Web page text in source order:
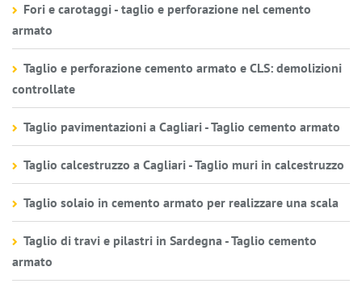
Fori e carotaggi - taglio e perforazione nel cemento
armato
Taglio e perforazione cemento armato e CLS: demolizioni
controllate
Taglio pavimentazioni a Cagliari - Taglio cemento armato
Taglio calcestruzzo a Cagliari - Taglio muri in calcestruzzo
Taglio solaio in cemento armato per realizzare una scala
Taglio di travi e pilastri in Sardegna - Taglio cemento
armato